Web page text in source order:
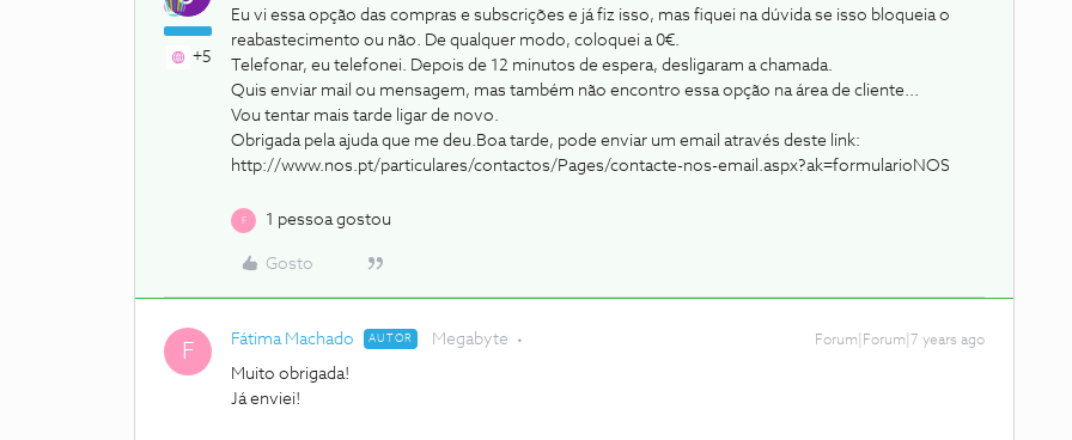
+5
Eu vi essa opção das compras e subscrições e já fiz isso, mas fiquei na dúvida se isso bloqueia o
reabastecimento ou não. De qualquer modo, coloquei a 0€.
Telefonar, eu telefonei. Depois de 12 minutos de espera, desligaram a chamada.
Quis enviar mail ou mensagem, mas também não encontro essa opção na área de cliente...
Vou tentar mais tarde ligar de novo.
Obrigada pela ajuda que me deu. Boa tarde, pode enviar um email através deste link:
http://www.nos.pt/particulares/contactos/Pages/contacte-nos-email.aspx?ak=formularioNOS
F 1 pessoa gostou
Gosto
F Fátima Machado AUTOR Megabyte Forum|Forum|7 years ago
Muito obrigada!
Já enviei!